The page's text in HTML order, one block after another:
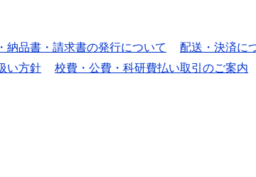
納品書・請求書の発行について 配送・決済に
い方針 校費・公費・科研費払い取引のご案内